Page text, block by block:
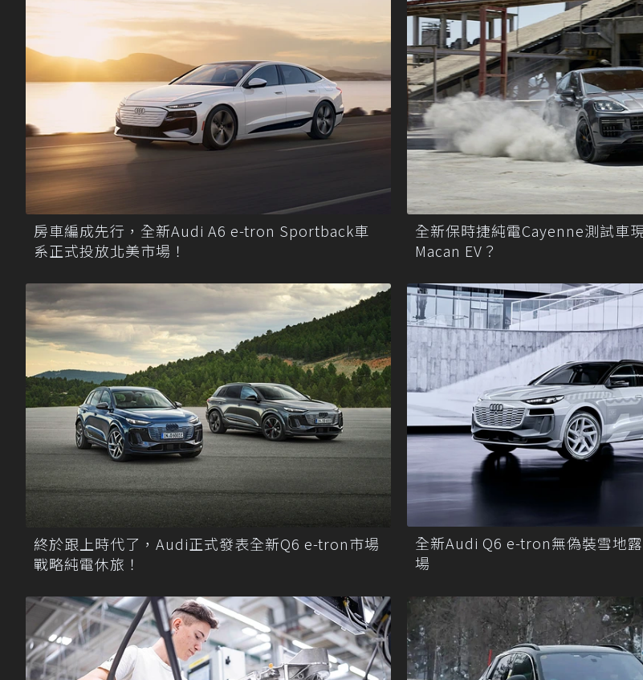
房車編成先行，全新Audi A6 e-tron Sportback車
系正式投放北美市場！
全新保時捷純電Cayenne測試車
Macan EV？
終於跟上時代了，Audi正式發表全新Q6 e-tron市場
戰略純電休旅！
全新Audi Q6 e-tron無偽裝雪地
場